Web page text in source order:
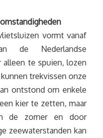
vormt vanaf
de Nederlandse
te spuien, lozen
trekvissen onze
ontstond om enkele
kier te zetten, maar
de zomer en door
zeewaterstanden kan